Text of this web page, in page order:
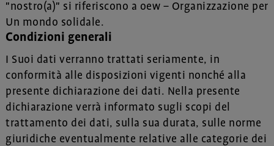
"nostro(a)" si riferiscono a oew – Organizzazione per
Un mondo solidale.
Condizioni generali
I Suoi dati verranno trattati seriamente, in
conformità alle disposizioni vigenti nonché alla
presente dichiarazione dei dati. Nella presente
dichiarazione verrà informato sugli scopi del
trattamento dei dati, sulla sua durata, sulle norme
giuridiche eventualmente relative alle categorie dei